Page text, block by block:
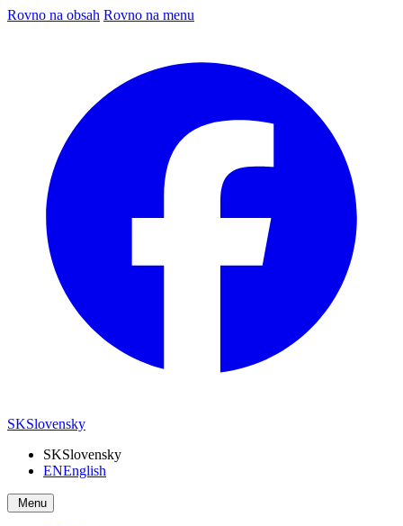
Rovno na obsah Rovno na menu
SKSlovensky
SKSlovensky
ENEnglish
Menu